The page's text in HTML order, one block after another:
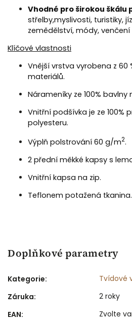
Vhodné pro širokou škálu
střelby,myslivosti, turistiky,
zemědělství, módy,
Klíčové vlastnosti
Vnější vrstva vyrobena z 60
materiálů.
Nárameníky ze 100% bavlny
Vnitřní podšívka je ze 100%
polyesteru.
Výplň polstrování 60 g/m2.
2 přední měkké kapsy s
Vnitřní kapsa na zip.
Teflonem potažená tkanina.
Doplňkové parametry
Kategorie:
Tvídové
Záruka:
2 roky
EAN: Zvolte